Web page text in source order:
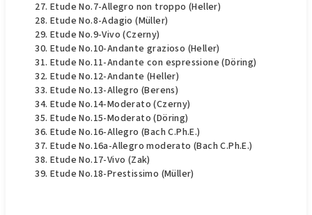
Etude No.7-Allegro non troppo (Heller)
Etude No.8-Adagio (Müller)
Etude No.9-Vivo (Czerny)
Etude No.10-Andante grazioso (Heller)
Etude No.11-Andante con espressione (Döring)
Etude No.12-Andante (Heller)
Etude No.13-Allegro (Berens)
Etude No.14-Moderato (Czerny)
Etude No.15-Moderato (Döring)
Etude No.16-Allegro (Bach C.Ph.E.)
Etude No.16a-Allegro moderato (Bach C.Ph.E.)
Etude No.17-Vivo (Zak)
Etude No.18-Prestissimo (Müller)